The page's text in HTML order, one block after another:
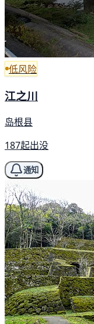
低风险
江之川
岛根县
187起出没
通知